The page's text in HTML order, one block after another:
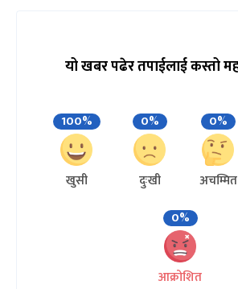
यो खबर पढेर तपाईलाई कस्तो
100%
खुसी
0%
दुःखी
0%
अचम्मित
0%
आक्रोशित